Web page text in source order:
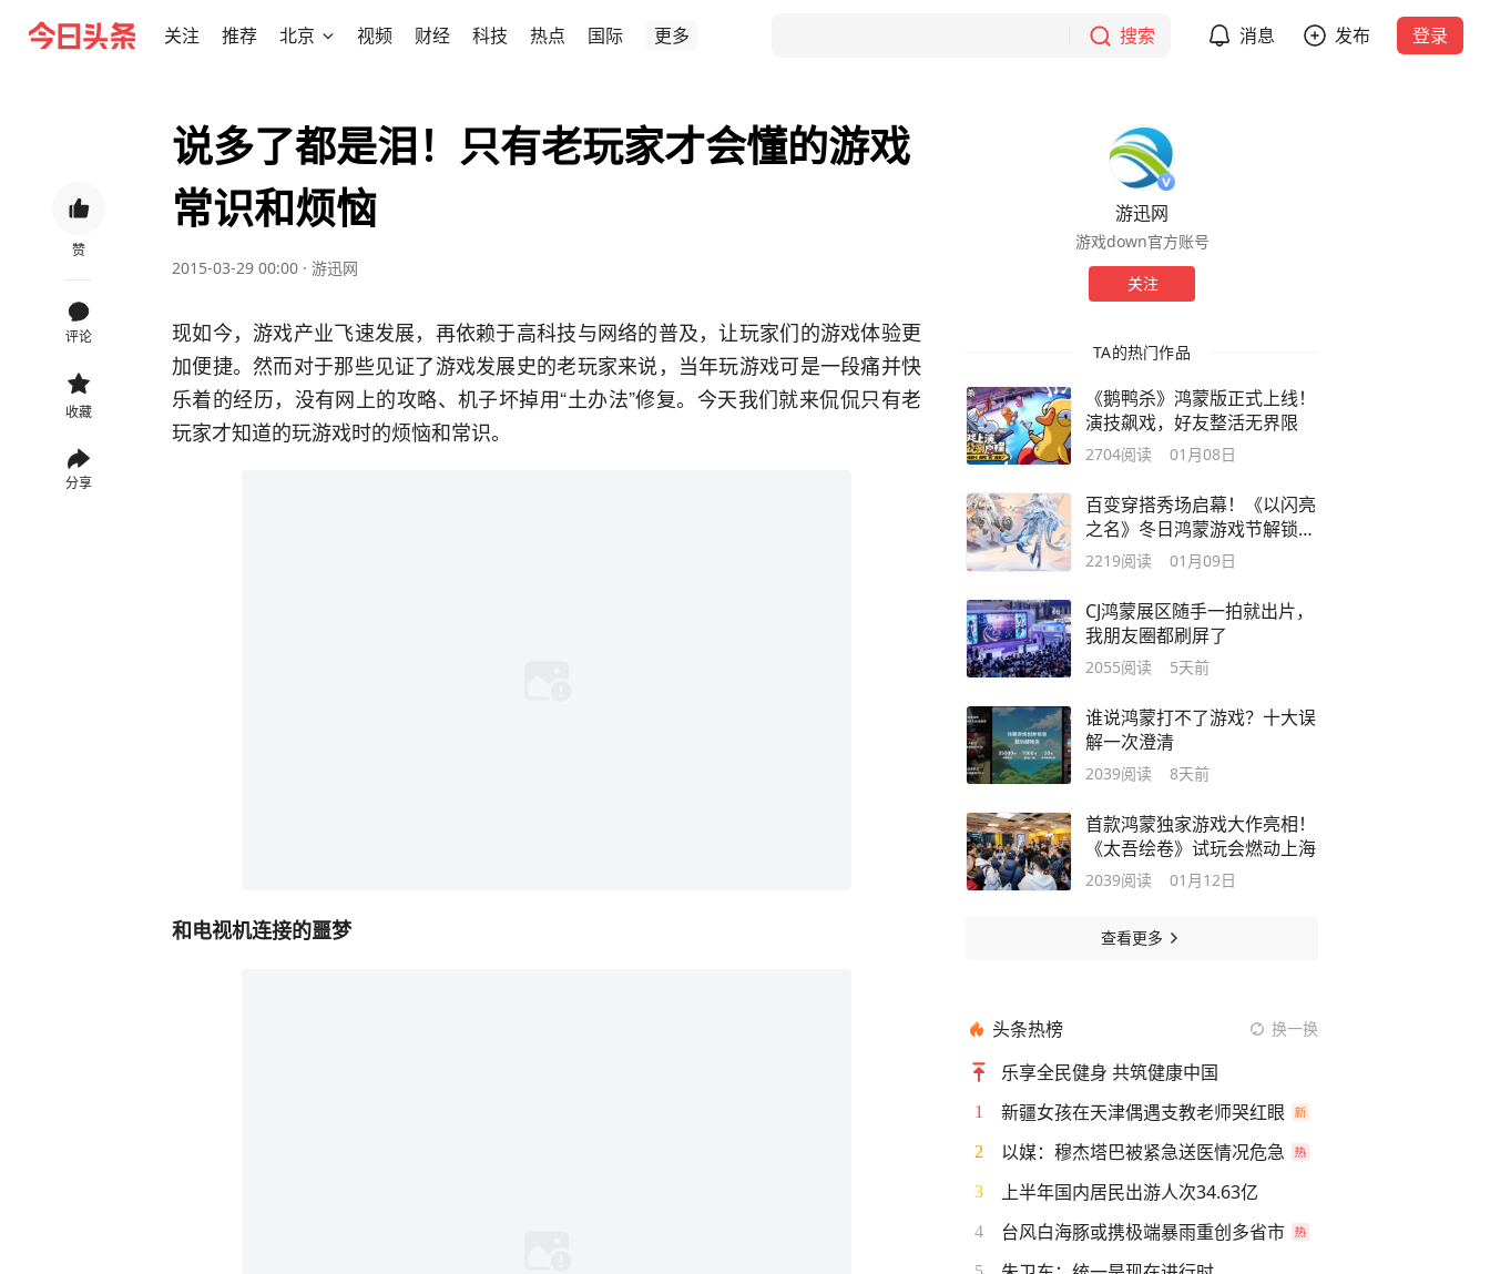
关注 推荐 北京 视频 财经 科技 热点 国际 更多 搜索 消息 发布 登录
赞
评论
收藏
分享
说多了都是泪！只有老玩家才会懂的游戏
常识和烦恼
2015-03-29 00:00 · 游迅网
现如今，游戏产业飞速发展，再依赖于高科技与网络的普及，让玩家们的游戏体验更
加便捷。然而对于那些见证了游戏发展史的老玩家来说，当年玩游戏可是一段痛并快
乐着的经历，没有网上的攻略、机子坏掉用“土办法”修复。今天我们就来侃侃只有老
玩家才知道的玩游戏时的烦恼和常识。
和电视机连接的噩梦
游迅网
游戏down官方账号
关注
TA的热门作品
《鹅鸭杀》鸿蒙版正式上线！
演技飙戏，好友整活无界限
2704阅读 01月08日
百变穿搭秀场启幕！《以闪亮
之名》冬日鸿蒙游戏节解锁高
光之旅
2219阅读 01月09日
CJ鸿蒙展区随手一拍就出片，
我朋友圈都刷屏了
2055阅读 5天前
谁说鸿蒙打不了游戏？十大误
解一次澄清
2039阅读 8天前
首款鸿蒙独家游戏大作亮相！
《太吾绘卷》试玩会燃动上海
2039阅读 01月12日
查看更多
头条热榜 换一换
乐享全民健身 共筑健康中国
1 新疆女孩在天津偶遇支教老师哭红眼
2 以媒：穆杰塔巴被紧急送医情况危急
3 上半年国内居民出游人次34.63亿
4 台风白海豚或携极端暴雨重创多省市